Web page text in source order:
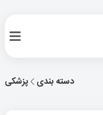
پزشکی دسته بندی